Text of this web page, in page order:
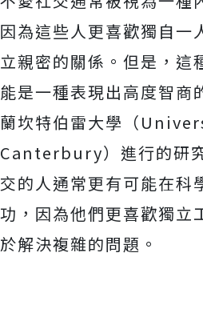
因為這些人更喜歡獨自一
立親密的關係。但是，這
能是一種表現出高度智商
蘭坎特伯雷大學（
Canterbury）進行的研
交的人通常更有可能在科
功，因為他們更喜歡獨立
於解決複雜的問題。